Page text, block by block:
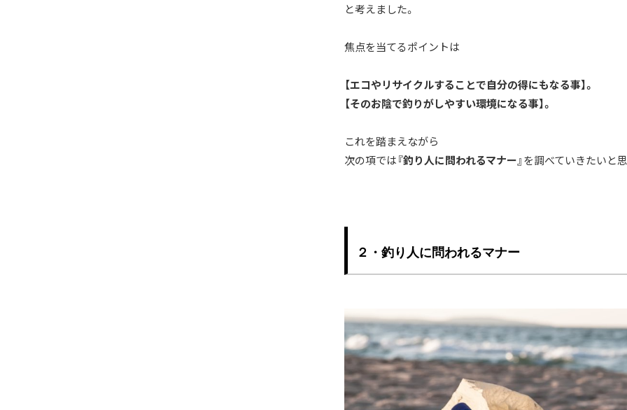
と考えました。
焦点を当てるポイントは
【エコやリサイクルすることで自分の得にもなる事】。
【そのお陰で釣りがしやすい環境になる事】。
これを踏まえながら
次の項では『釣り人に問われるマナー』を調べていきたいと
２・釣り人に問われるマナー